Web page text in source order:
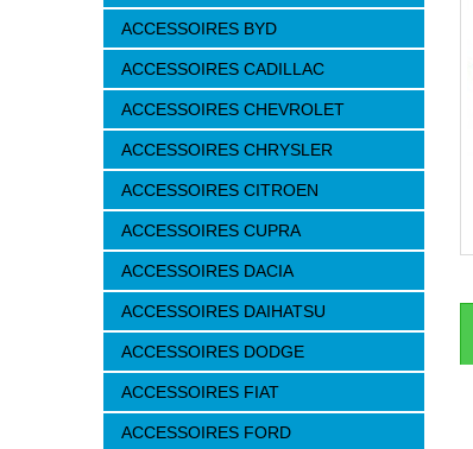
ACCESSOIRES BYD
ACCESSOIRES CADILLAC
ACCESSOIRES CHEVROLET
ACCESSOIRES CHRYSLER
ACCESSOIRES CITROEN
ACCESSOIRES CUPRA
ACCESSOIRES DACIA
ACCESSOIRES DAIHATSU
ACCESSOIRES DODGE
ACCESSOIRES FIAT
ACCESSOIRES FORD